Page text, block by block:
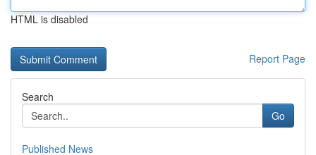
HTML is disabled
Report Page
Search
Go
Published News